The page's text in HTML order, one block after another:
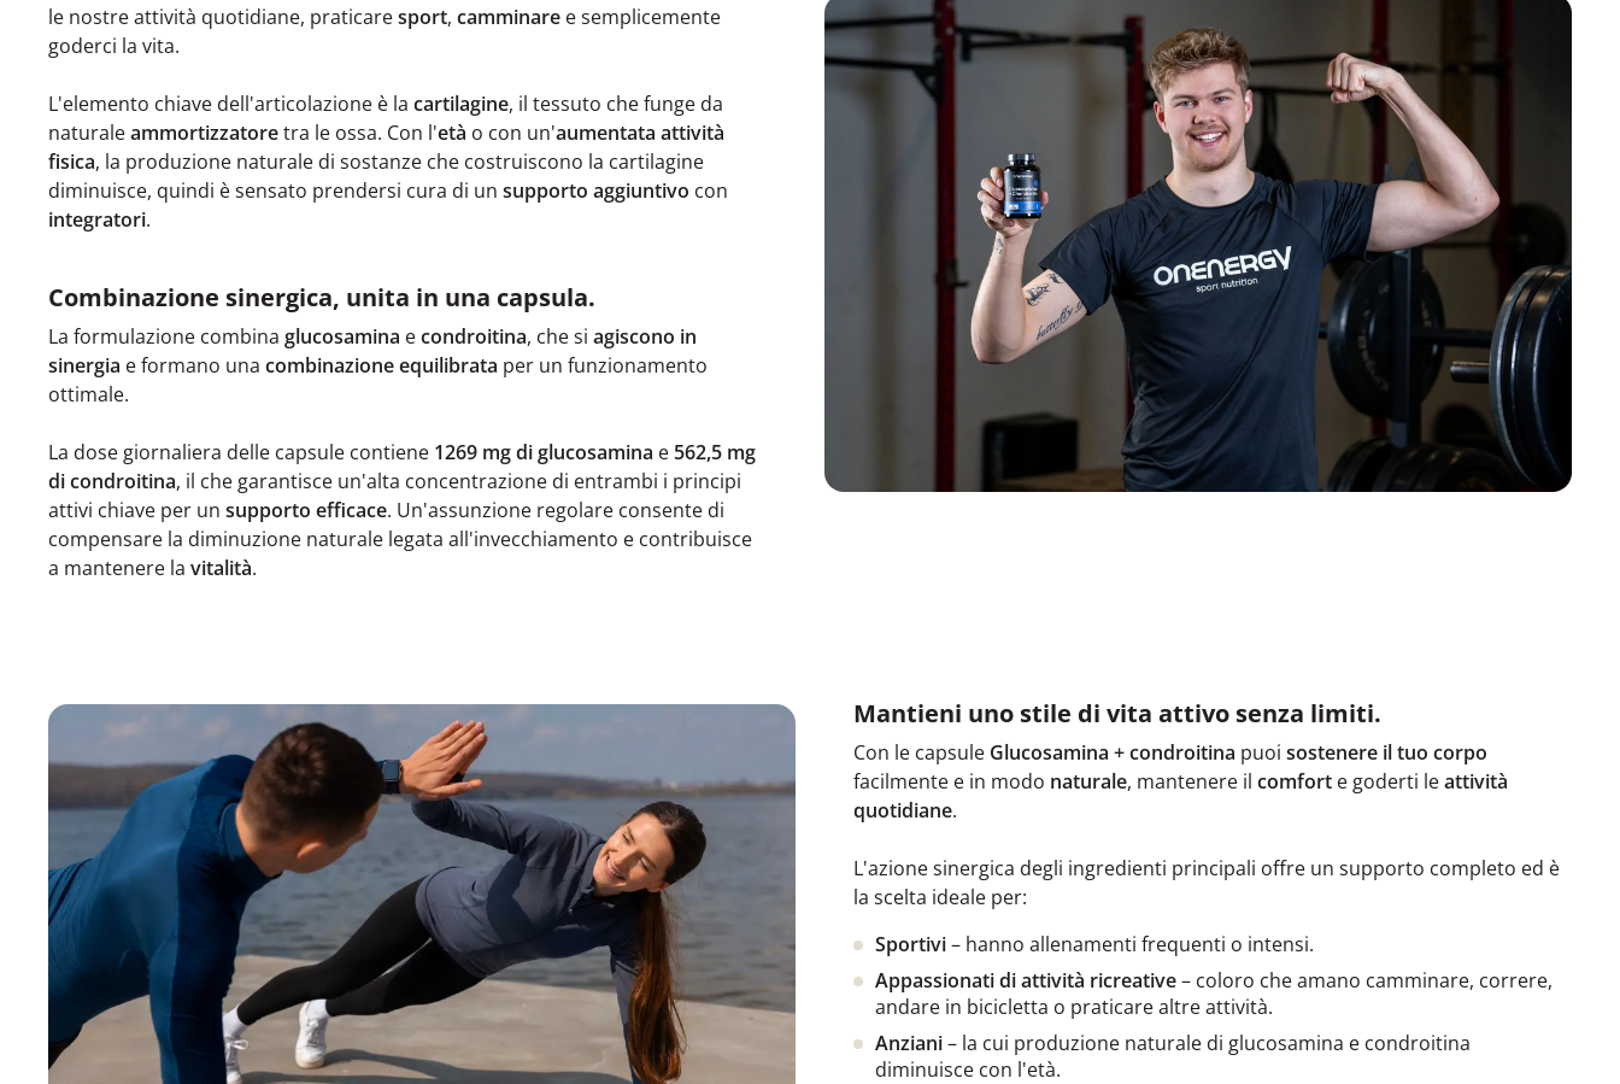
le nostre attività quotidiane, praticaresport, camminare e semplicemente
goderci la vita.
L'elemento chiave dell'articolazione è la cartilagine, il tessuto che funge da
naturaleammortizzatoretra le ossa. Con l'età o con un'aumentata attività
fisica, la produzione naturale di sostanze che costruiscono la cartilagine
diminuisce, quindi è sensato prendersi cura di un supporto aggiuntivo con
integratori.
Combinazione sinergica, unita in una capsula.
La formulazione combina glucosamina econdroitina, che si agiscono in
sinergia e formano una combinazione equilibrata per un funzionamento
ottimale.
La dose giornaliera delle capsule contiene 1269 mg di glucosamina e 562,5 mg
di condroitina, il che garantisce un'alta concentrazione di entrambi i principi
attivi chiave per un supporto efficace. Un'assunzione regolare consente di
compensare la diminuzione naturale legata all'invecchiamento e contribuisce
a mantenere la vitalità.
Mantieni uno stile di vita attivo senza limiti.
Con le capsule Glucosamina + condroitina puoi sostenere il tuo corpo
facilmente e in modo naturale, mantenere il comfort e goderti leattività
quotidiane.
L'azione sinergica degli ingredienti principali offre un supporto completo ed è
la scelta ideale per:
Sportivi– hanno allenamenti frequenti o intensi.
Appassionati di attività ricreative– coloro che amano camminare, correre,
andare in bicicletta o praticare altre attività.
Anziani– la cui produzione naturale di glucosamina e condroitina
diminuisce con l'età.